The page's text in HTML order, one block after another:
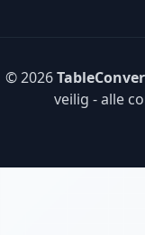
© 2026
veilig - alle